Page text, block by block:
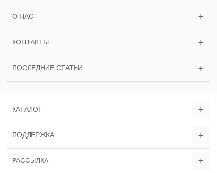
О НАС
КОНТАКТЫ
ПОСЛЕДНИЕ СТАТЬИ
КАТАЛОГ
ПОДДЕРЖКА
РАССЫЛКА